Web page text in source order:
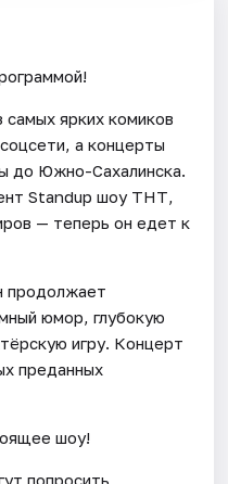
ярких комиков
а концерты
до Южно-Сахалинска.
Standup шоу ТНТ,
— теперь он едет к
продолжает
юмор, глубокую
игру. Концерт
преданных
шоу!
попросить